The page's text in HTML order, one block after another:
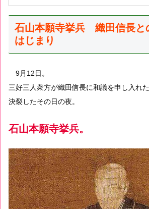
石山本願寺挙兵 織田信長と
はじまり
9月12日。
三好三人衆方が織田信長に和議を申し入れた
決裂したその日の夜。
石山本願寺挙兵。